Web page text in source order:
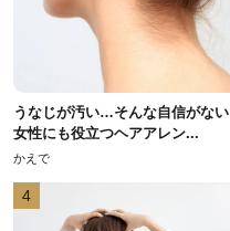
うなじが汚い…そんな自信がない
女性にも役立つヘアアレン...
かえで
4